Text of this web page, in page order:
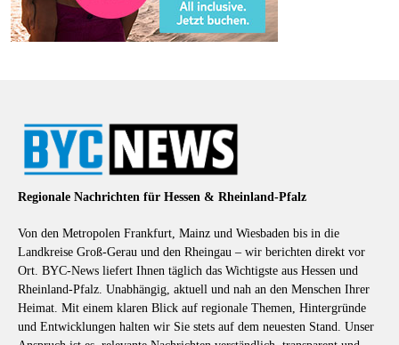
Regionale Nachrichten für Hessen & Rheinland-Pfalz
Von den Metropolen Frankfurt, Mainz und Wiesbaden bis in die
Landkreise Groß-Gerau und den Rheingau – wir berichten direkt vor
Ort. BYC-News liefert Ihnen täglich das Wichtigste aus Hessen und
Rheinland-Pfalz. Unabhängig, aktuell und nah an den Menschen Ihrer
Heimat. Mit einem klaren Blick auf regionale Themen, Hintergründe
und Entwicklungen halten wir Sie stets auf dem neuesten Stand. Unser